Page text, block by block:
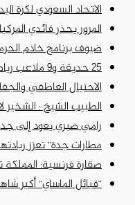
الاتحاد السعودي لكرة
المرور يحذر قائدي
ضيوف برنامج خادم
25 حديقة و9 ملاعب رياضية تهيئ متنفسًا لأهالي القريات
الاحتيال العاطفي
الطبيب الشيخ : الشخير
رامي صبري يعود إلى
مطارات جدة” تعزز
صقارة فرنسية: المملكة
“قبائل الماساي” أكبر